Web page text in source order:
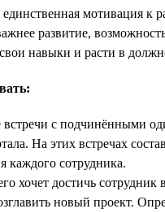
мотивация к
развитие,
навыки и расти в
встречи с подчинёнными
На этих встречах
каждого сотрудника.
хочет достичь сотрудник
новый проект.